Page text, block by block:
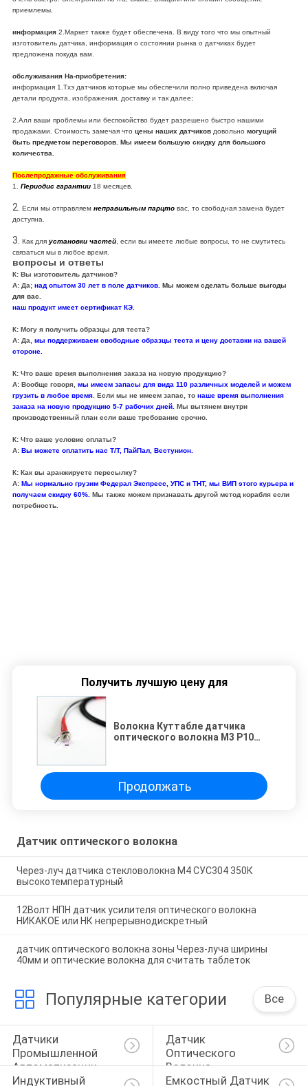
приемлемы.
информация2.Маркет также будет обеспечена. В виду того что мы опытный
изготовитель датчика, информация о состоянии рынка о датчиках будет
предложена покуда вам.
обслуживания На-приобретения:
информация 1.Тхэ датчиков которые мы обеспечили полно приведена включая
детали продукта, изображения, доставку и так далее;
2.Алл ваши проблемы или беспокойство будет разрешено быстро нашими
продажами. Стоимость замечая что цены наших датчиковдовольно могущий
быть предметом переговоров. Мы имеем большую скидку для большого
количества.
Послепродажные обслуживания
1. Периодис гарантии18 месяцев.
2. Если мы отправляем неправильным парцтовас, то свободная замена будет
доступна.
3. Как для установки частей, если вы имеете любые вопросы, то не смутитесь
связаться мы в любое время.
вопросы и ответы
К: Вы изготовитель датчиков?
А: Да; над опытом 30 лет в поле датчиков. Мы можем сделать больше выгоды
для вас.
наш продукт имеет сертификат КЭ.
К: Могу я получить образцы для теста?
А: Да, мы поддерживаем свободные образцы теста и цену доставки на вашей
стороне.
К: Что ваше время выполнения заказа на новую продукцию?
А: Вообще говоря, мы имеем запасы для вида 110 различных моделей и можем
грузить в любое время. Если мы не имеем запас, то наше время выполнения
заказа на новую продукцию 5-7 рабочих дней.Мы вытянем внутри
производственный план если ваше требование срочно.
К: Что ваше условие оплаты?
А: Вы можете оплатить нас Т/Т, ПайПал, Вестунион.
К: Как вы аранжируете пересылку?
А: Мы нормально грузим Федерал Экспресс, УПС и ТНТ, мы ВИП этого курьера и
получаем скидку 60%.Мы также можем признавать другой метод корабля если
потребность.
Получить лучшую цену для
Волокна Куттабле датчика
оптического волокна М3 Р10
Продолжать
Датчик оптического волокна
Через-луч датчика стекловолокна М4 СУС304 350К
высокотемпературный
12Волт НПН датчик усилителя оптического волокна
НИКАКОЕ или НК непрерывнодискретный
датчик оптического волокна зоны Через-луча ширины
40мм и оптические волокна для считать таблеток
Популярные категории Все
Датчики
Промышленной
Автоматизации
Датчик
Оптического
Волокна
Индуктивный
Емкостный Датчик